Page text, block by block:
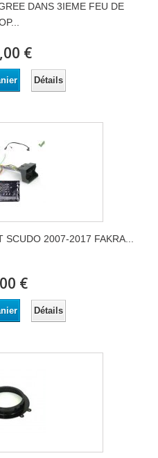
DANS 3IEME FEU DE
€
Détails
2007-2017 FAKRA...
€
Détails